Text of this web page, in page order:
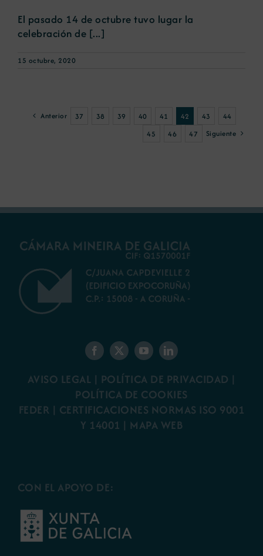
El pasado 14 de octubre tuvo lugar la
celebración de [...]
15 octubre, 2020
Anterior 37 38 39 40 41 42 43
44
45
46 47 Siguiente
AVISO LEGAL | POLÍTICA DE PRIVACIDAD |
POLÍTICA DE COOKIES
FEDER | CERTIFICACIONES NORMAS ISO 9001
Y 14001 | MAPA WEB
CON EL APOYO DE: